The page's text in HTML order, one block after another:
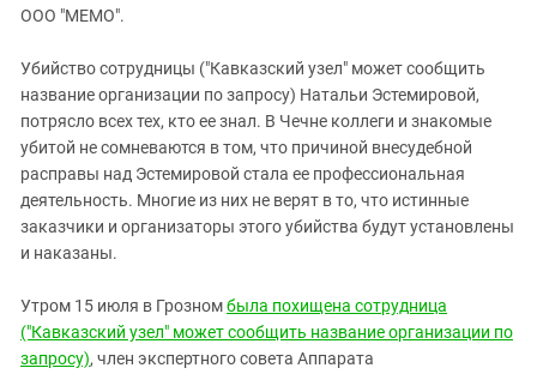
ИНАКОМЫСЛИЕ В ЧЕЧНЕ
ПРЕСЛЕДОВАНИЕ АКТИВИСТОВ
МОБИЛИЗАЦИЯ И ПРОТЕСТЫ
Дагестан
Ингушетия
Кабардино-Балкария
Калмыкия
Карачаево-Черкесия
Краснодарский край
Ростовская область
Северная Осетия - Алания
ООО "МЕМО".
Убийство сотрудницы ("Кавказский узел" может сообщить
название организации по запросу) Натальи Эстемировой,
потрясло всех тех, кто ее знал. В Чечне коллеги и знакомые
убитой не сомневаются в том, что причиной внесудебной
расправы над Эстемировой стала ее профессиональная
деятельность. Многие из них не верят в то, что истинные
заказчики и организаторы этого убийства будут установлены
и наказаны.
Утром 15 июля в Грозномбыла похищена сотрудница
("Кавказский узел" может сообщить название организации по
запросу), член экспертного совета Аппарата